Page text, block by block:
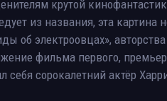
крутой
из названия, эта
об электроовцах»,
фильма первого,
себя сорокалетний актёр